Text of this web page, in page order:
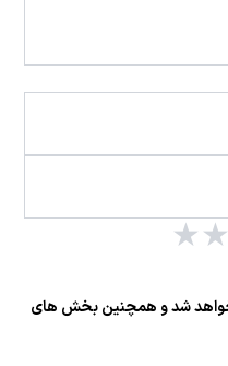
★
★
نخواهد شد و همچنین بخش های